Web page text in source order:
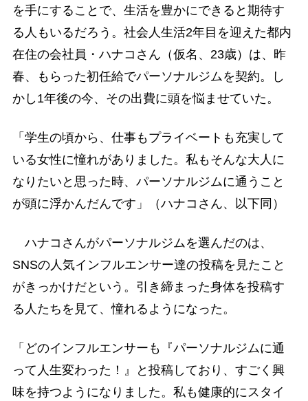
を手にすることで、生活を豊かにできると期待す
る人もいるだろう。社会人生活2年目を迎えた都内
在住の会社員・ハナコさん（仮名、23歳）は、昨
春、もらった初任給でパーソナルジムを契約。し
かし1年後の今、その出費に頭を悩ませていた。
「学生の頃から、仕事もプライベートも充実して
いる女性に憧れがありました。私もそんな大人に
なりたいと思った時、パーソナルジムに通うこと
が頭に浮かんだんです」（ハナコさん、以下同）
ハナコさんがパーソナルジムを選んだのは、
SNSの人気インフルエンサー達の投稿を見たこと
がきっかけだという。引き締まった身体を投稿す
る人たちを見て、憧れるようになった。
「どのインフルエンサーも『パーソナルジムに通
って人生変わった！』と投稿しており、すごく興
味を持つようになりました。私も健康的にスタイ